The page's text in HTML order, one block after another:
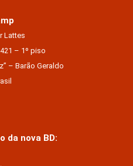
Lattes
– 1º piso
– Barão Geraldo
da nova BD: